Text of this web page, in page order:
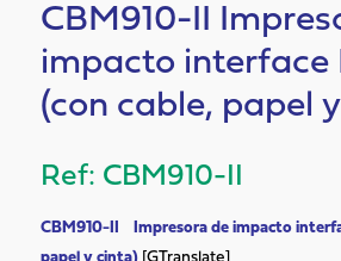
CBM910-II
impacto interface
(con cable, papel
CBM910-II
CBM910-II Impresora de impacto
papel y cinta)[GTranslate]